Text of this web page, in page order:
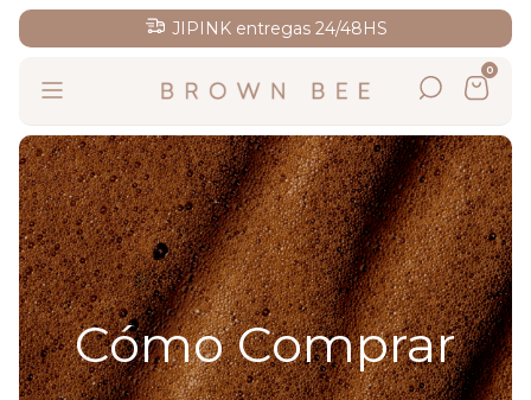
JIPINK entregas 24/48HS
0
Cómo Comprar